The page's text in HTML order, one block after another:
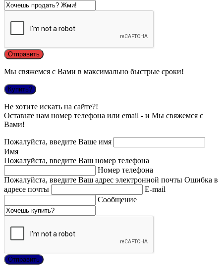
Мы свяжемся с Вами в максимально быстрые сроки!
Купить?
Не хотите искать на сайте?!
Оставьте нам номер телефона или email - и Мы свяжемся с
Вами!
Пожалуйста, введите Ваше имя
Имя
Пожалуйста, введите Ваш номер телефона
Номер телефона
Пожалуйста, введите Ваш адрес электронной почты Ошибка в
адресе почты
E-mail
Сообщение